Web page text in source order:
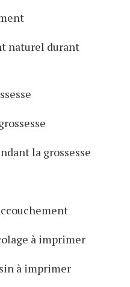
naturel durant
la grossesse
à imprimer
à imprimer